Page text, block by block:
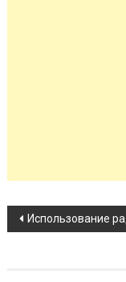
Использование